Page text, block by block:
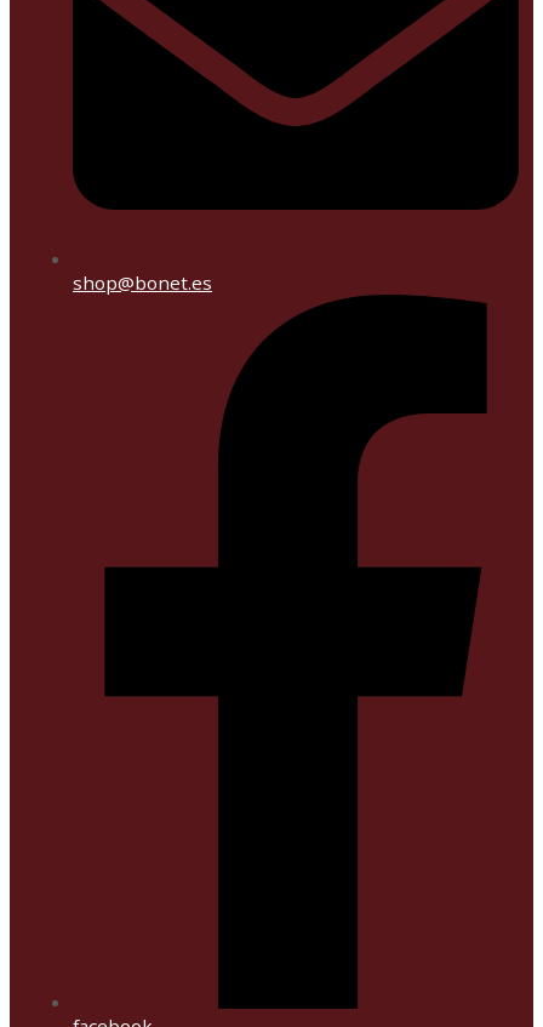
shop@bonet.es